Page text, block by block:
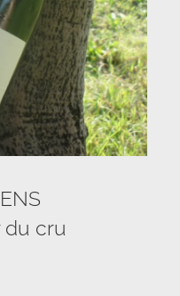
du cru